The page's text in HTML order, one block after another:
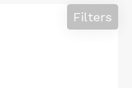
Filters